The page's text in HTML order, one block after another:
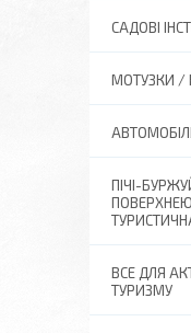
САДОВІ
МОТУЗКИ /
ПІЧІ-
ВСЕ ДЛЯ
ТУРИЗМУ